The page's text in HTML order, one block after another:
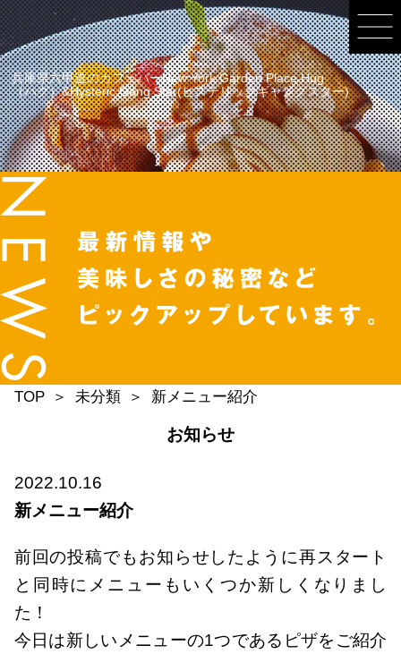
兵庫県六甲道のカフェバーNew York Garden Place Hug
（ハグ）&Hysteric Gang Star(ヒステリックギャングスター)
TOP 未分類 新メニュー紹介
お知らせ
2022.10.16
新メニュー紹介
前回の投稿でもお知らせしたように再スタート
と同時にメニューもいくつか新しくなりまし
た！
今日は新しいメニューの1つであるピザをご紹介